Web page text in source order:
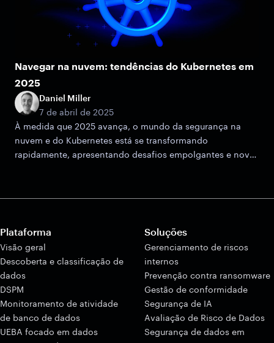
Navegar na nuvem: tendências do Kubernetes em
2025
Daniel Miller
7 de abril de 2025
À medida que 2025 avança, o mundo da segurança na
nuvem e do Kubernetes está se transformando
rapidamente, apresentando desafios empolgantes e novas
Plataforma
Visão geral
Descoberta e classificação de
dados
DSPM
Monitoramento de atividade
de banco de dados
UEBA focado em dados
Soluções
Gerenciamento de riscos
internos
Prevenção contra ransomware
Gestão de conformidade
Segurança de IA
Avaliação de Risco de Dados
Segurança de dados em